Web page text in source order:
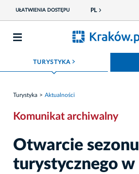
UŁATWIENIA DOSTĘPU PL
TURYSTYKA ROZWIŃ MENU
Turystyka Aktualności
Komunikat archiwalny
Otwarcie sezonu
turystycznego w